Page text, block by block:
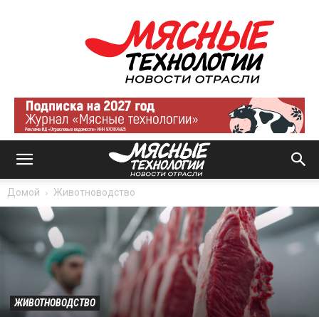
Мясные
технологии
|
Новости
отрасли
Домой Животноводство
ЖИВОТНОВОДСТВО